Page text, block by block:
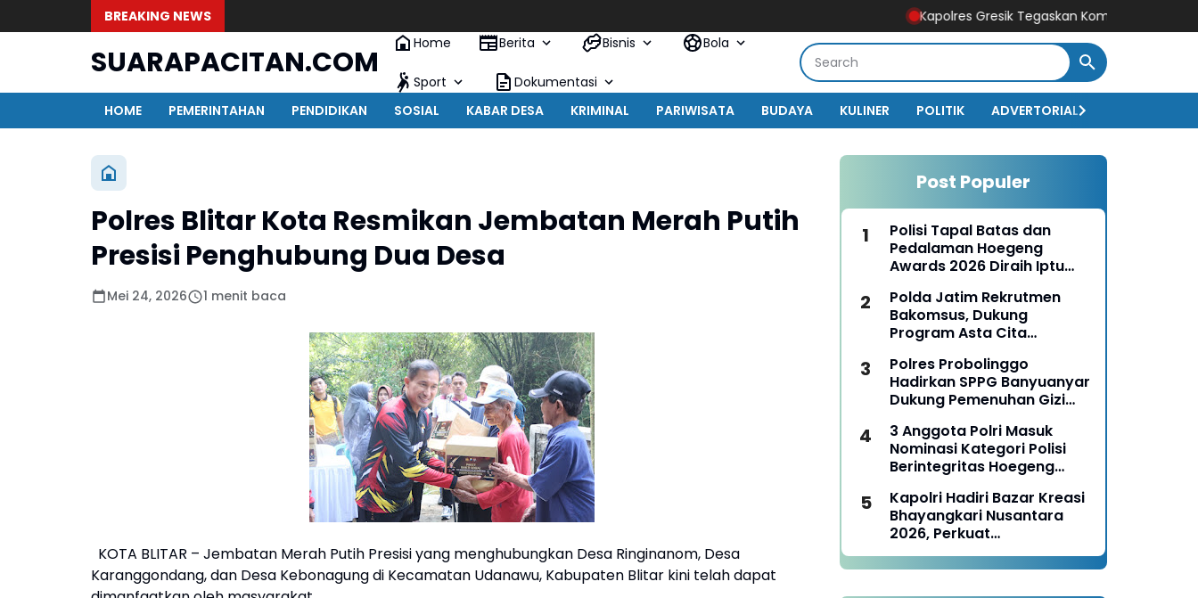
BREAKING NEWS Kapolres Gresik Tegaskan Komitmen Polri Dukung
SUARAPACITAN.COM
Home Berita Bisnis Bola
Sport
Dokumentasi
HOME
PEMERINTAHAN PENDIDIKAN SOSIAL KABAR DESA KRIMINAL PARIWISATA BUDAYA KULINER POLITIK ADVERTORIAL
Polres Blitar Kota Resmikan Jembatan Merah Putih
Presisi Penghubung Dua Desa
Mei 24, 2026 1 menit baca
KOTA BLITAR – Jembatan Merah Putih Presisi yang menghubungkan Desa Ringinanom, Desa
Karanggondang, dan Desa Kebonagung di Kecamatan Udanawu, Kabupaten Blitar kini telah dapat
Post Populer
Polisi Tapal Batas dan
Pedalaman Hoegeng
Awards 2026 Diraih Iptu
Pengabdian Humanis di
Nduga
Polda Jatim Rekrutmen
Bakomsus, Dukung
Program Asta Cita
Polres Probolinggo
Hadirkan SPPG Banyuanyar
Dukung Pemenuhan Gizi
3 Anggota Polri Masuk
Nominasi Kategori Polisi
Berintegritas Hoegeng
Kapolri Hadiri Bazar Kreasi
Bhayangkari Nusantara
2026, Perkuat
Pemberdayaan UMKM dan
Budaya Lokal